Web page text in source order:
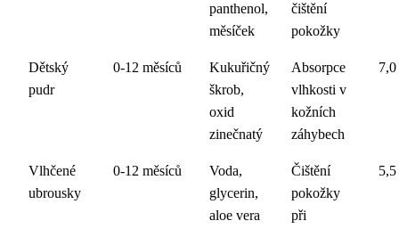
panthenol,
měsíček
čištění
pokožky
Dětský
pudr
0-12 měsíců
Kukuřičný
škrob,
oxid
zinečnatý
Absorpce
vlhkosti v
kožních
záhybech
7,0
Vlhčené
ubrousky
0-12 měsíců
Voda,
glycerin,
aloe vera
Čištění
pokožky
při
5,5